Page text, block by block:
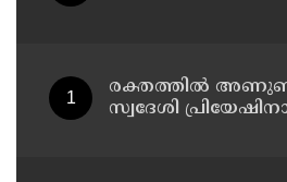
രക്തത്തിൽ
സ്വദേശി